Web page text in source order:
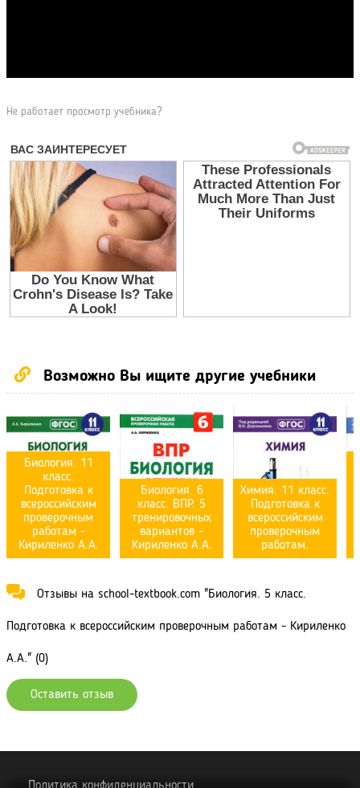
Не работает просмотр учебника?
Возможно Вы ищите другие учебники
Биология. 11
класс.
Подготовка к
всероссийским
проверочным
работам -
Кириленко А.А.
Биология. 6
класс. ВПР. 5
тренировочных
вариантов -
Кириленко А.А.
Химия. 11 класс.
Подготовка к
всероссийским
проверочным
работам.
Отзывы на school-textbook.com "Биология. 5 класс.
Подготовка к всероссийским проверочным работам - Кириленко
А.А." (0)
Оставить отзыв